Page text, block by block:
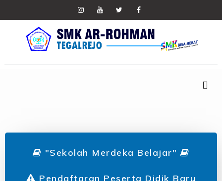
"Sekolah Merdeka Belajar"
Pendaftaran Peserta Didik Baru